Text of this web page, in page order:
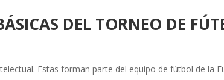
DEL TORNEO DE
Estas forman parte del equipo de fútbol de la